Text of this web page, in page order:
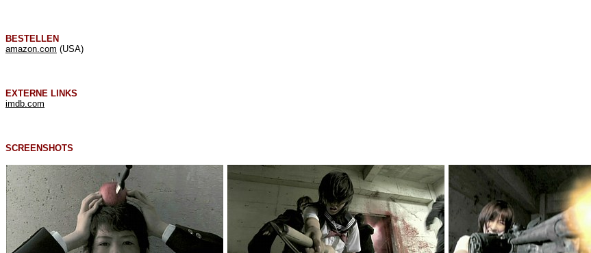
BESTELLEN
amazon.com (USA)
EXTERNE LINKS
imdb.com
SCREENSHOTS